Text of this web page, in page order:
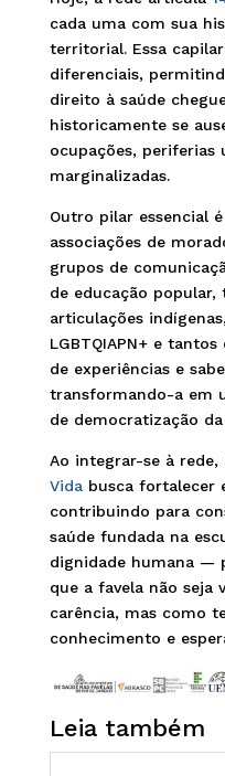
cada uma com sua
territorial. Essa
diferenciais,
direito à saúde
historicamente se
ocupações, periferias
marginalizadas.
Outro pilar essencial
associações de
grupos de
de educação
articulações
LGBTQIAPN+ e
de experiências e
transformando-a em
de democratização da
Ao integrar-se à rede,
Vidabusca fortalecer
contribuindo para
saúde fundada na
dignidade humana —
que a favela não seja
carência, mas como
conhecimento e
Leia também